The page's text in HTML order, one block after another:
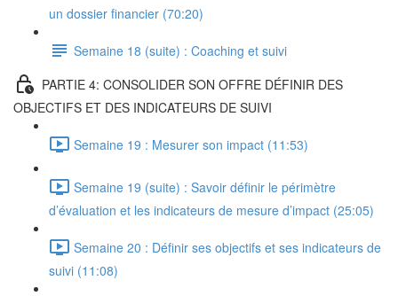
un dossier financier (70:20)
Semaine 18 (suite) : Coaching et suivi
PARTIE 4: CONSOLIDER SON OFFRE DÉFINIR DES
OBJECTIFS ET DES INDICATEURS DE SUIVI
Semaine 19 : Mesurer son impact (11:53)
Semaine 19 (suite) : Savoir définir le périmètre
d’évaluation et les indicateurs de mesure d’impact (25:05)
Semaine 20 : Définir ses objectifs et ses indicateurs de
suivi (11:08)